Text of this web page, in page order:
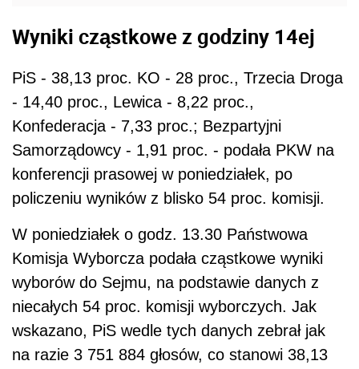
Wyniki cząstkowe z godziny 14ej
PiS - 38,13 proc. KO - 28 proc., Trzecia Droga
- 14,40 proc., Lewica - 8,22 proc.,
Konfederacja - 7,33 proc.; Bezpartyjni
Samorządowcy - 1,91 proc. - podała PKW na
konferencji prasowej w poniedziałek, po
policzeniu wyników z blisko 54 proc. komisji.
W poniedziałek o godz. 13.30 Państwowa
Komisja Wyborcza podała cząstkowe wyniki
wyborów do Sejmu, na podstawie danych z
niecałych 54 proc. komisji wyborczych. Jak
wskazano, PiS wedle tych danych zebrał jak
na razie 3 751 884 głosów, co stanowi 38,13